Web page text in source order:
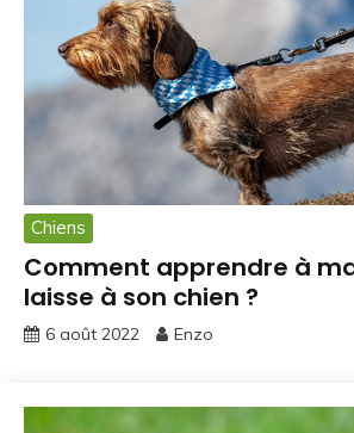
Chiens
Comment apprendre à
laisse à son chien ?
6 août 2022 Enzo